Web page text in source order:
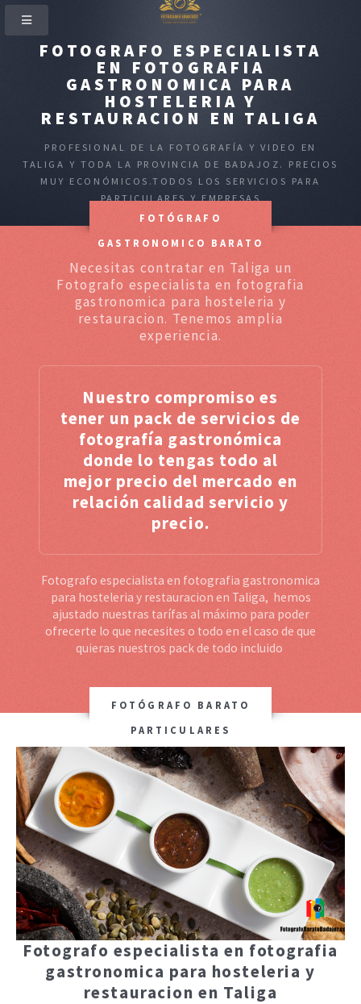
FOTOGRAFO ESPECIALISTA
EN FOTOGRAFIA
GASTRONOMICA PARA
HOSTELERIA Y
RESTAURACION EN TALIGA
PROFESIONAL DE LA FOTOGRAFÍA Y VIDEO EN
TALIGA Y TODA LA PROVINCIA DE BADAJOZ. PRECIOS
MUY ECONÓMICOS.TODOS LOS SERVICIOS PARA
PARTICULARES Y EMPRESAS
FOTÓGRAFO
GASTRONOMICO BARATO
Necesitas contratar en Taliga un
Fotografo especialista en fotografia
gastronomica para hosteleria y
restauracion. Tenemos amplia
experiencia.
Nuestro compromiso es
tener un pack de servicios de
fotografía gastronómica
donde lo tengas todo al
mejor precio del mercado en
relación calidad servicio y
precio.
Fotografo especialista en fotografia gastronomica
para hosteleria y restauracion en Taliga, hemos
ajustado nuestras tarífas al máximo para poder
ofrecerte lo que necesites o todo en el caso de que
quieras nuestros pack de todo incluido
FOTÓGRAFO BARATO
PARTICULARES
Fotografo especialista en fotografia
gastronomica para hosteleria y
restauracion en Taliga